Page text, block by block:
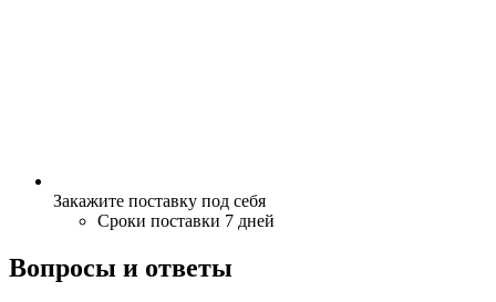
Закажите поставку под себя
Сроки поставки 7 дней
Вопросы и ответы